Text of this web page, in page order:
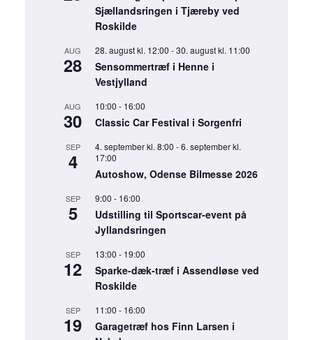
Sjællandsringen i Tjæreby ved
Roskilde
AUG
28
28. august kl. 12:00 -30. august kl. 11:00
Sensommertræf i Henne i
Vestjylland
AUG
30
10:00 - 16:00
Classic Car Festival i Sorgenfri
SEP
4
4. september kl. 8:00 -6. september kl.
17:00
Autoshow, Odense Bilmesse 2026
SEP
5
9:00 - 16:00
Udstilling til Sportscar-event på
Jyllandsringen
SEP
12
13:00 - 19:00
Sparke-dæk-træf i Assendløse ved
Roskilde
SEP
19
11:00 - 16:00
Garagetræf hos Finn Larsen i